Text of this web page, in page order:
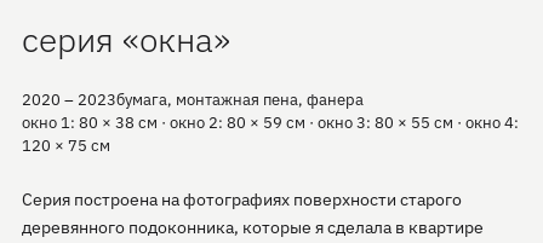
серия «окна»
2020 – 2023бумага, монтажная пена, фанера
окно 1: 80 × 38 см · окно 2: 80 × 59 см · окно 3: 80 × 55 см · окно 4:
120 × 75 см
Серия построена на фотографиях поверхности старого
деревянного подоконника, которые я сделала в квартире